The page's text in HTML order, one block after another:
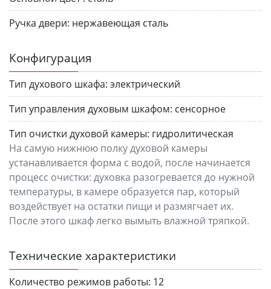
Ручка двери: нержавеющая сталь
Конфигурация
Тип духового шкафа: электрический
Тип управления духовым шкафом: сенсорное
Тип очистки духовой камеры: гидролитическая
На самую нижнюю полку духовой камеры
устанавливается форма с водой, после начинается
процесс очистки: духовка разогревается до нужной
температуры, в камере образуется пар, который
воздействует на остатки пищи и размягчает их.
После этого шкаф легко вымыть влажной тряпкой.
Технические характеристики
Количество режимов работы: 12